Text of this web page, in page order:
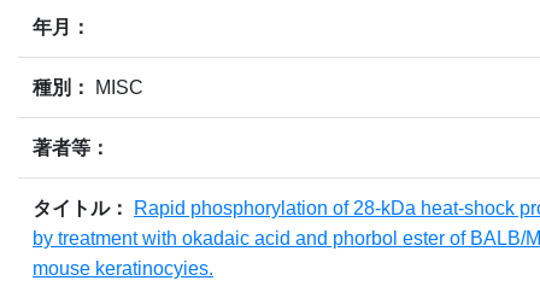
年月：
種別： MISC
著者等：
タイトル：
Rapid phosphorylation of 28-kDa heat-shock
by treatment with okadaic acid and phorbol ester of BALB/
mouse keratinocyies.